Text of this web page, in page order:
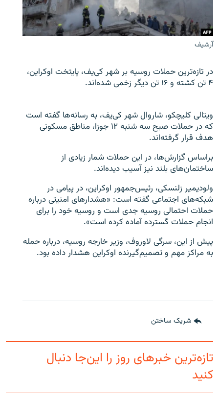
صفحه پشتو
Azadi English
به ما بپیوندید
همۀ سایت‌های رادیو آزادی/ رادیو اروپای آزاد
آرشیف
در تازه‌ترین حملات روسیه بر شهر کی‌یف، پایتخت اوکراین،
۴ تن کشته و ۱۶ تن دیگر زخمی شده‌اند.
ویتالی کلیچکو، شاروال شهر کی‌یف، به رسانه‌ها گفته است
که در حملات صبح سه شنبه ۱۲ جوزا، مناطق مسکونی
هدف قرار گرفته‌اند.
براساس گزارش‌ها، در این حملات شمار زیادی از
ساختمان‌های بلند نیز آسیب دیده‌اند.
ولودیمیر زلنسکی، رئیس‌جمهور اوکراین، در پیامی در
شبکه‌های اجتماعی گفته است: «هشدارهای امنیتی درباره
حملات احتمالی روسیه جدی است و روسیه خود را برای
انجام حملات گسترده آماده کرده است».
پیش از این، سرگی لاوروف، وزیر خارجه روسیه، درباره حمله
به مراکز مهم و تصمیم‌گیرنده اوکراین هشدار داده بود.
شریک ساختن
تازه‌ترین خبرهای روز را این‌جا دنبال
کنید